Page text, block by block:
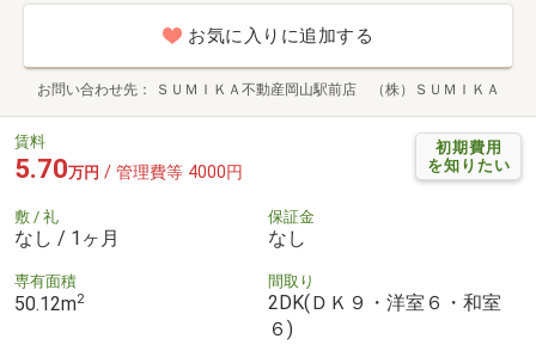
お気に入りに追加する
お問い合わせ先 ＳＵＭＩＫＡ不動産岡山駅前店 （株）ＳＵＭＩＫＡ
初期費用
を知りたい
賃料
5.70万円 / 管理費等 4000円
敷 / 礼
なし / 1ヶ月
保証金
なし
専有面積
50.12m2
間取り
2DK(ＤＫ９・洋室６・和室
６)